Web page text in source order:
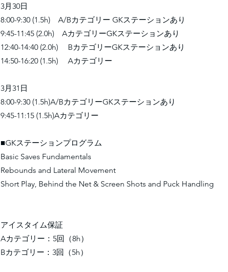
3月30日
8:00-9:30 (1.5h) A/Bカテゴリー GKステーションあり
9:45-11:45 (2.0h) AカテゴリーGKステーションあり
12:40-14:40 (2.0h) BカテゴリーGKステーションあり
14:50-16:20 (1.5h) Aカテゴリー
3月31日
8:00-9:30 (1.5h)A/BカテゴリーGKステーションあり
9:45-11:15 (1.5h)Aカテゴリー
■GKステーションプログラム
Basic Saves Fundamentals
Rebounds and Lateral Movement
Short Play, Behind the Net & Screen Shots and Puck Handling
アイスタイム保証
Aカテゴリー：5回（8h）
Bカテゴリー：3回（5h）